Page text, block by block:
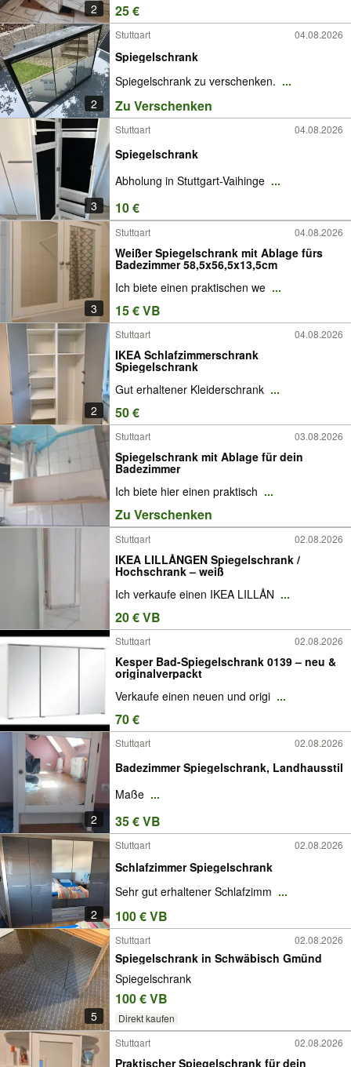
2 25 €
2
Stuttgart 04.08.2026
Spiegelschrank
Spiegelschrank zu verschenken. ...
Zu Verschenken
3
Stuttgart 04.08.2026
Spiegelschrank
Abholung in Stuttgart-Vaihinge ...
10 €
3
Stuttgart 04.08.2026
Weißer Spiegelschrank mit Ablage fürs
Badezimmer 58,5x56,5x13,5cm
Ich biete einen praktischen we ...
15 € VB
2
Stuttgart 04.08.2026
IKEA Schlafzimmerschrank
Spiegelschrank
Gut erhaltener Kleiderschrank ...
50 €
Stuttgart 03.08.2026
Spiegelschrank mit Ablage für dein
Badezimmer
Ich biete hier einen praktisch ...
Zu Verschenken
Stuttgart 02.08.2026
IKEA LILLÅNGEN Spiegelschrank /
Hochschrank – weiß
Ich verkaufe einen IKEA LILLÅN ...
20 € VB
Stuttgart 02.08.2026
Kesper Bad-Spiegelschrank 0139 – neu &
originalverpackt
Verkaufe einen neuen und origi ...
70 €
2
Stuttgart 02.08.2026
Badezimmer Spiegelschrank, Landhausstil
Maße ...
35 € VB
2
Stuttgart 02.08.2026
Schlafzimmer Spiegelschrank
Sehr gut erhaltener Schlafzimm ...
100 € VB
5
Stuttgart 02.08.2026
Spiegelschrank in Schwäbisch Gmünd
Spiegelschrank
100 € VB
Direkt kaufen
Stuttgart
02.08.2026
Praktischer Spiegelschrank für dein